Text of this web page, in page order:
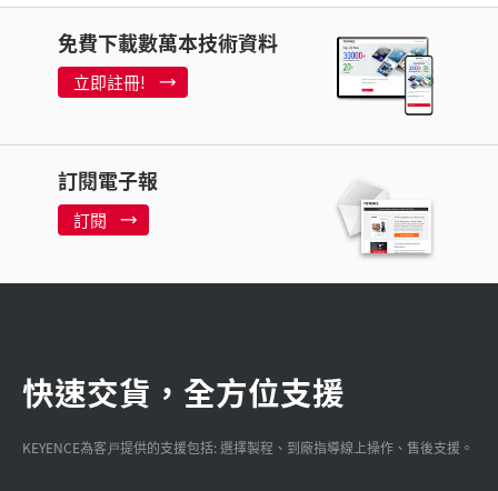
免費下載數萬本技術資料
立即註冊!
訂閱電子報
訂閱
快速交貨，全方位支援
KEYENCE為客戸提供的支援包括: 選擇製程、到廠指導線上操作、售後支援。